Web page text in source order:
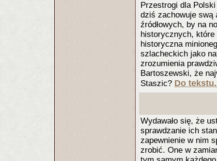
Przestrogi dla
dziś zachowuje swą
źródłowych, by na
historycznych, które
historyczna
szlacheckich jako
zrozumienia
Bartoszewski, że
Staszic? Do
Wydawało się, że
sprawdzanie ich
zapewnienie w nim
zrobić. One w